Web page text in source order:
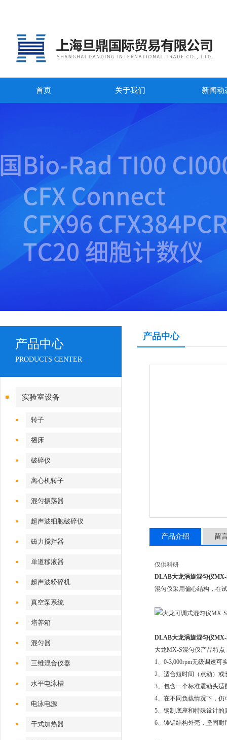
首页 关于我们 新闻动
产品中心
PRODUCTS CENTER
实验室设备
转子
摇床
破碎仪
离心机转子
混匀振荡器
超声波细胞破碎仪
磁力搅拌器
单道移液器
超声波粉碎机
真空泵系统
培养箱
混匀器
三维混合仪器
水平电泳槽
电泳电源
干式加热器
产品中心
产品介绍 留
仅供科研
DLAB大龙涡旋混匀仪MX-
混匀仪采用偏心结构，在
DLAB大龙涡旋混匀仪MX-
大龙MX-S混匀仪产品特点
1、0-3,000rpm无级调速可
2、适合短时间（点动）或
3、包含一个标准震动头适
4、在不同负载情况下，仍
5、钢制底座和特殊设计
6、铸铝结构外壳，坚固耐